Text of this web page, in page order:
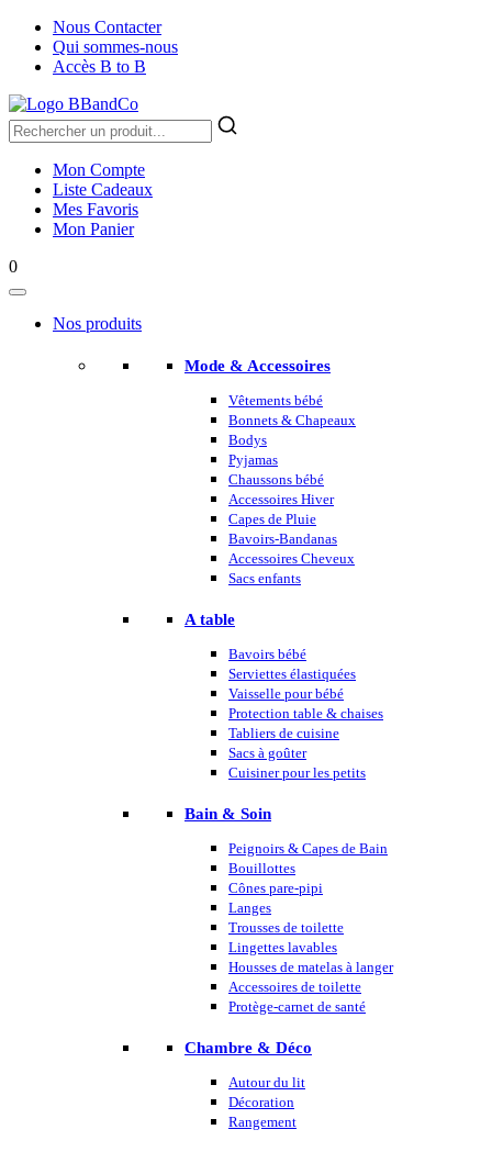
Nous Contacter
Qui sommes-nous
Accès B to B
Mon Compte
Liste Cadeaux
Mes Favoris
Mon Panier
0
Nos produits
Mode & Accessoires
Vêtements bébé
Bonnets & Chapeaux
Bodys
Pyjamas
Chaussons bébé
Accessoires Hiver
Capes de Pluie
Bavoirs-Bandanas
Accessoires Cheveux
Sacs enfants
A table
Bavoirs bébé
Serviettes élastiquées
Vaisselle pour bébé
Protection table & chaises
Tabliers de cuisine
Sacs à goûter
Cuisiner pour les petits
Bain & Soin
Peignoirs & Capes de Bain
Bouillottes
Cônes pare-pipi
Langes
Trousses de toilette
Lingettes lavables
Housses de matelas à langer
Accessoires de toilette
Protège-carnet de santé
Chambre & Déco
Autour du lit
Décoration
Rangement